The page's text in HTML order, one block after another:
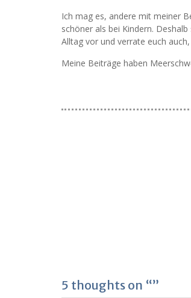
Ich mag es, andere mit meiner
schöner als bei Kindern.
Alltag vor und verrate euch
Meine Beiträge haben
5 thoughts on “”